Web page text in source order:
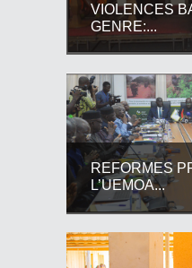
VIOLENCES
GENRE:...
REFORMES
L’UEMOA...